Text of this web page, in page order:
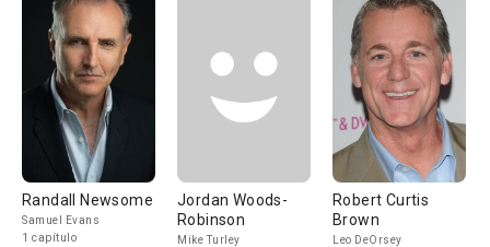
Randall Newsome
Samuel Evans
1 capítulo
Jordan Woods-
Robinson
Mike Turley
Robert Curtis
Brown
Leo DeOrsey